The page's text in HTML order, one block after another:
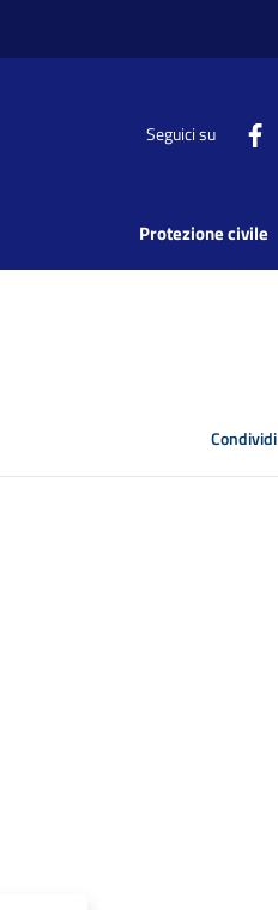
Seguici su
Protezione civile
Condividi